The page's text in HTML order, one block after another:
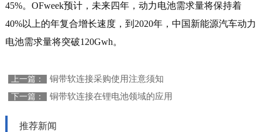
45%。OFweek预计，未来四年，动力电池需求量将保持着
40%以上的年复合增长速度，到2020年，中国新能源汽车动力
电池需求量将突破120Gwh。
上一篇： 铜带软连接采购使用注意须知
下一篇： 铜带软连接在锂电池领域的应用
推荐新闻